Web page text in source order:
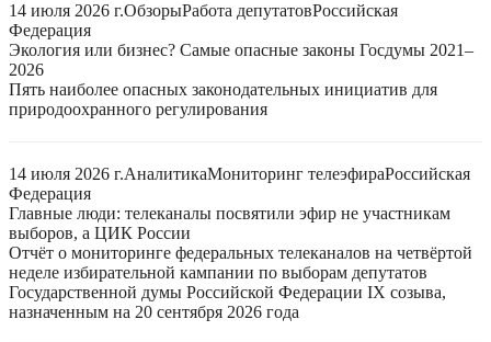
14 июля 2026 г.ОбзорыРабота депутатовРоссийская
Федерация
Экология или бизнес? Самые опасные законы Госдумы 2021–
2026
Пять наиболее опасных законодательных инициатив для
природоохранного регулирования
14 июля 2026 г.АналитикаМониторинг телеэфираРоссийская
Федерация
Главные люди: телеканалы посвятили эфир не участникам
выборов, а ЦИК России
Отчёт о мониторинге федеральных телеканалов на четвёртой
неделе избирательной кампании по выборам депутатов
Государственной думы Российской Федерации IX созыва,
назначенным на 20 сентября 2026 года